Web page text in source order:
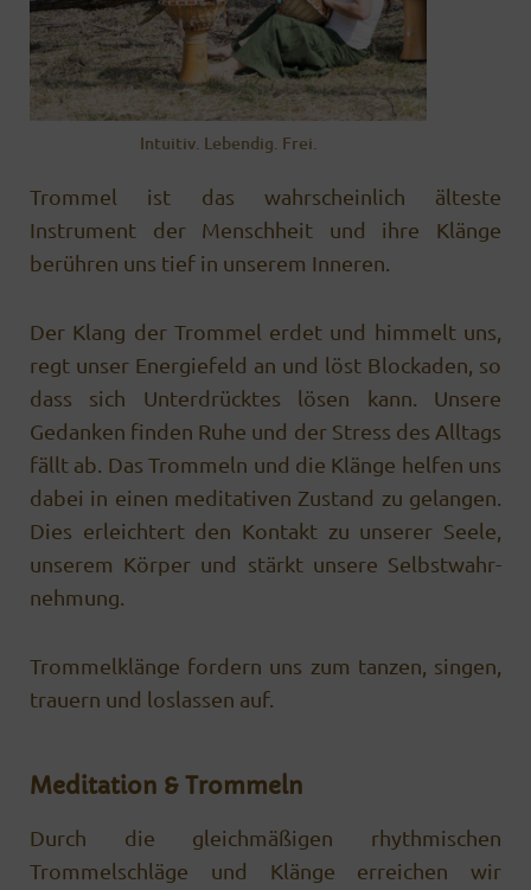
Intuitiv. Lebendig. Frei.
Trommel ist das wahr­scheinlich älteste
Instrument der Menschheit und ihre Klänge
berühren uns tief in unserem Inneren.
Der Klang der Trommel erdet und himmelt uns,
regt unser Energiefeld an und löst Blockaden, so
dass sich Unterdrücktes lösen kann. Unsere
Gedanken finden Ruhe und der Stress des Alltags
fällt ab. Das Trommeln und die Klänge helfen uns
dabei in einen meditativen Zustand zu ge­langen.
Dies erleichtert den Kontakt zu unserer Seele,
unserem Körper und stärkt unsere Selbst­wahr­
nehmung.
Trommelklänge fordern uns zum tanzen, singen,
trauern und loslassen auf.
Meditation & Trommeln
Durch die gleichmäßigen rhythmischen
Trommelschläge und Klänge erreichen wir